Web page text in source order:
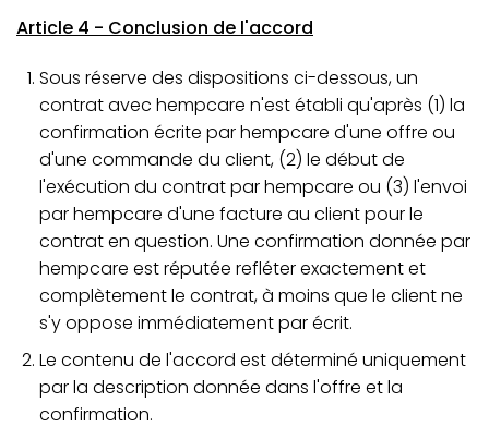
Article 4 - Conclusion de l'accord
Sous réserve des dispositions ci-dessous, un
contrat avec hempcare n'est établi qu'après (1) la
confirmation écrite par hempcare d'une offre ou
d'une commande du client, (2) le début de
l'exécution du contrat par hempcare ou (3) l'envoi
par hempcare d'une facture au client pour le
contrat en question. Une confirmation donnée par
hempcare est réputée refléter exactement et
complètement le contrat, à moins que le client ne
s'y oppose immédiatement par écrit.
Le contenu de l'accord est déterminé uniquement
par la description donnée dans l'offre et la
confirmation.